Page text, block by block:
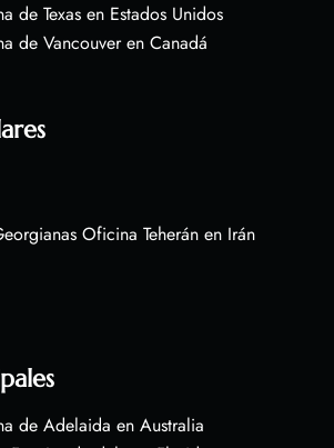
de Texas en Estados Unidos
de Vancouver en Canadá
Oficina Teherán en Irán
de Adelaida en Australia